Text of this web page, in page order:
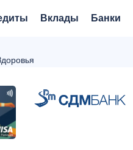
Вклады Банки